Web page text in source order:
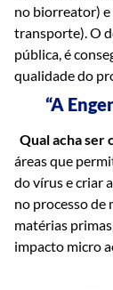
no biorreator)
transporte). O
pública, é
qualidade do
“A
Qual acha ser
áreas que
do vírus e criar
no processo de
matérias
impacto micro